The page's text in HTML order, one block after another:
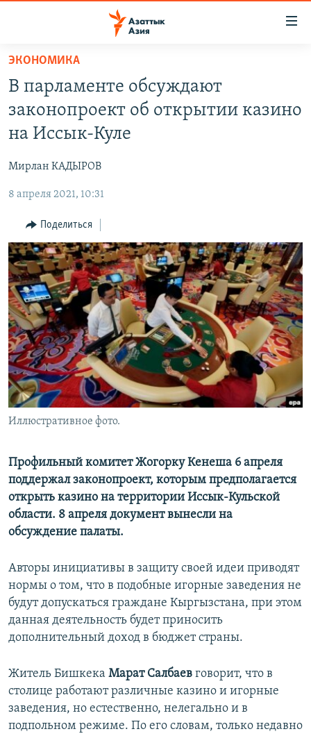
Вернуться
основному
содержанию
Вернутся
главной
навигации
Вернутся
поиску
КАЗАХСТАН
КЫРГЫЗСТАН
ТАДЖИКИСТАН
НОВОСТИ
ВОЙНА В УКРАИНЕ
ҚАЗАҚША
КЫРГЫЗЧА
ЎЗБЕКЧА
ТОҶИКӢ
TÜRKMENÇE
Все сайты РСЕ/РС
ЭКОНОМИКА
В парламенте обсуждают
законопроект об открытии казино
на Иссык-Куле
Мирлан КАДЫРОВ
8 апреля 2021, 10:31
Поделиться
Иллюстративное фото.
Профильный комитет Жогорку Кенеша 6 апреля
поддержал законопроект, которым предполагается
открыть казино на территории Иссык-Кульской
области. 8 апреля документ вынесли на
обсуждение палаты.
Авторы инициативы в защиту своей идеи приводят
нормы о том, что в подобные игорные заведения не
будут допускаться граждане Кыргызстана, при этом
данная деятельность будет приносить
дополнительный доход в бюджет страны.
Житель Бишкека Марат Салбаев говорит, что в
столице работают различные казино и игорные
заведения, но естественно, нелегально и в
подпольном режиме. По его словам, только недавно